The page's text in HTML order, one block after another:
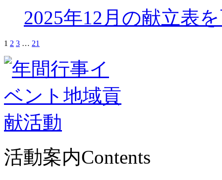
2025年12月の献立表
1 2 3 … 21
活動案内Contents